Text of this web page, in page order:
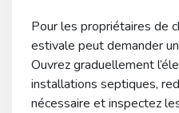
Pour les propriétaires de
estivale peut demander
Ouvrez graduellement
installations septiques,
nécessaire et inspectez